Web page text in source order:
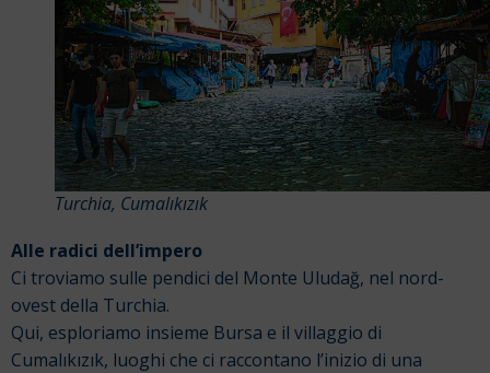
Turchia, Cumalıkızık
Alle radici dell’impero
Ci troviamo sulle pendici del Monte Uludağ, nel nord-
ovest della Turchia.
Qui, esploriamo insieme Bursa e il villaggio di
Cumalıkızık, luoghi che ci raccontano l’inizio di una